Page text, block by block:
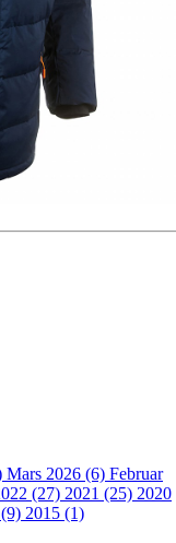
Mars 2026 (6) Februar
(27) 2021 (25) 2020
2015 (1)